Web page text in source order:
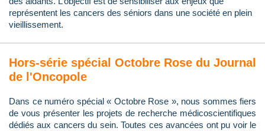
représentent les cancers des séniors dans une société en plein
vieillissement.
Hors-série spécial Octobre Rose du Journal
de l'Oncopole
Dans ce numéro spécial « Octobre Rose », nous sommes fiers
de vous présenter les projets de recherche médicoscientifiques
dédiés aux cancers du sein. Toutes ces avancées ont pu voir le